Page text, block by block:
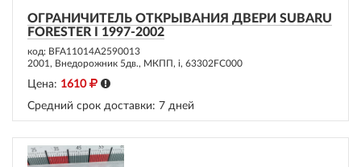
ОГРАНИЧИТЕЛЬ ОТКРЫВАНИЯ ДВЕРИ SUBARU
FORESTER I 1997-2002
код: BFA11014A2590013
2001, Внедорожник 5дв., МКПП, i, 63302FC000
Цена: 1610
Средний срок доставки: 7 дней